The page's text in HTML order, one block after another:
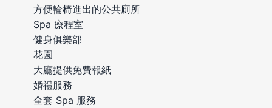
方便輪椅進出的公共廁所
Spa 療程室
健身俱樂部
花園
大廳提供免費報紙
婚禮服務
全套 Spa 服務